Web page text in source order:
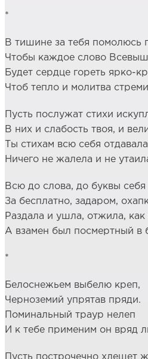
*
В тишине за тебя помолюсь
Чтобы каждое слово
Будет сердце гореть ярко-
Чтоб тепло и молитва
Пусть послужат стихи
В них и слабость твоя, и
Ты стихам всю себя
Ничего не жалела и не
Всю до слова, до буквы себя
За бесплатно, задаром,
Раздала и ушла, отжила, как
А взамен был посмертный в
*
Белоснежьем выбелю креп,
Черноземий упрятав пряди.
Поминальный траур нелеп
И к тебе применим он вряд
Пусть построчечно хлещет